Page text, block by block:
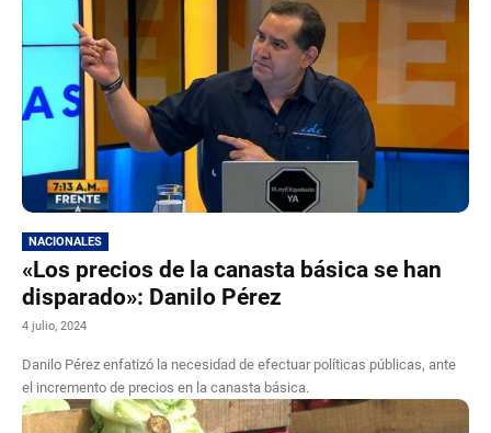
NACIONALES
«Los precios de la canasta básica se han
disparado»: Danilo Pérez
4 julio, 2024
Danilo Pérez enfatizó la necesidad de efectuar políticas públicas, ante
el incremento de precios en la canasta básica.